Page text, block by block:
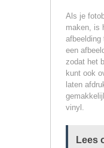
Als je
maken, is
afbeelding
een
zodat het
kunt ook
laten
vinyl.
Lees